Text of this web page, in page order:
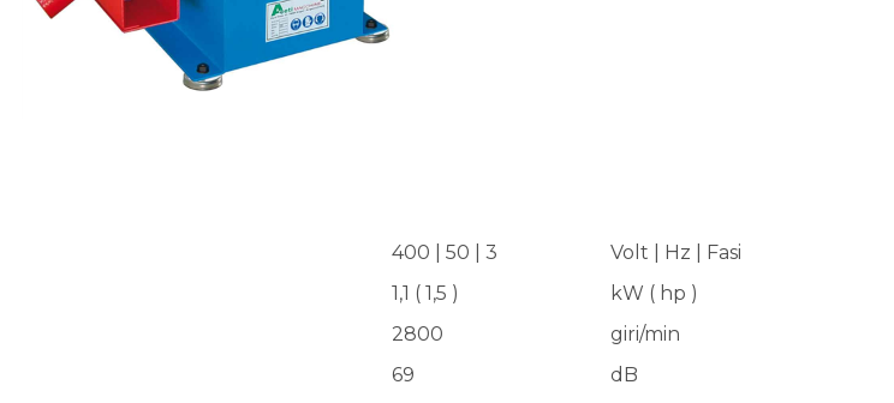
400 | 50 | 3
Volt | Hz | Fasi
1,1 ( 1,5 )
kW ( hp )
2800
giri/min
69
dB